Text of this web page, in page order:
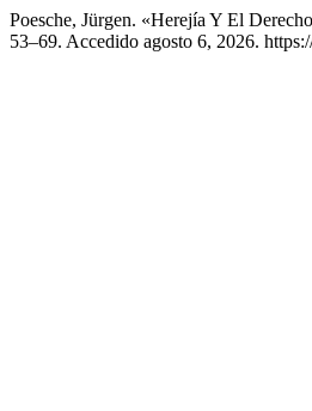
Poesche, Jürgen. «Herejía Y El
53–69. Accedido agosto 6, 2026.